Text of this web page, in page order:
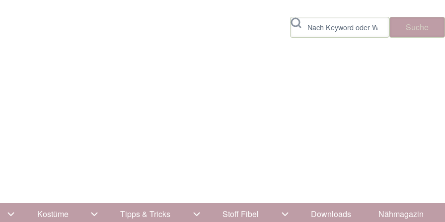
Suche
Unternavigation von Kleidung
Kostüme Unternavigation von Kostüme
Tipps & Tricks Unternavigation von Tipps & Tricks
Stoff Fibel Unternavigation von Stoff Fibel
Downloads Nähmagazin